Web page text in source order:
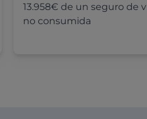
13.958€ de un seguro de
no consumida